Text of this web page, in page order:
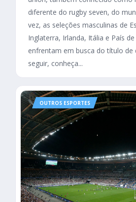
diferente do rugby seven, do
vez, as seleções masculinas de
Inglaterra, Irlanda, Itália e País de
enfrentam em busca do título
seguir, conheça...
OUTROS ESPORTES